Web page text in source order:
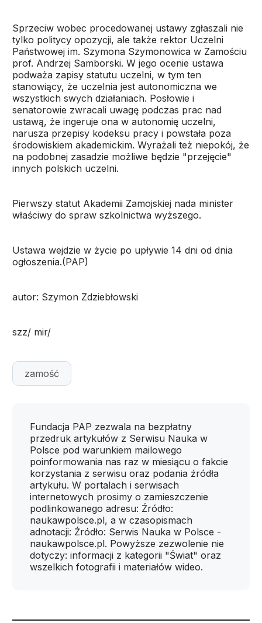
Sprzeciw wobec procedowanej ustawy zgłaszali nie
tylko politycy opozycji, ale także rektor Uczelni
Państwowej im. Szymona Szymonowica w Zamościu
prof. Andrzej Samborski. W jego ocenie ustawa
podważa zapisy statutu uczelni, w tym ten
stanowiący, że uczelnia jest autonomiczna we
wszystkich swych działaniach. Posłowie i
senatorowie zwracali uwagę podczas prac nad
ustawą, że ingeruje ona w autonomię uczelni,
narusza przepisy kodeksu pracy i powstała poza
środowiskiem akademickim. Wyrażali też niepokój, że
na podobnej zasadzie możliwe będzie "przejęcie"
innych polskich uczelni.
Pierwszy statut Akademii Zamojskiej nada minister
właściwy do spraw szkolnictwa wyższego.
Ustawa wejdzie w życie po upływie 14 dni od dnia
ogłoszenia.(PAP)
autor: Szymon Zdziebłowski
szz/ mir/
zamość
Fundacja PAP zezwala na bezpłatny
przedruk artykułów z Serwisu Nauka w
Polsce pod warunkiem mailowego
poinformowania nas raz w miesiącu o fakcie
korzystania z serwisu oraz podania źródła
artykułu. W portalach i serwisach
internetowych prosimy o zamieszczenie
podlinkowanego adresu: Źródło:
naukawpolsce.pl, a w czasopismach
adnotacji: Źródło: Serwis Nauka w Polsce -
naukawpolsce.pl. Powyższe zezwolenie nie
dotyczy: informacji z kategorii "Świat" oraz
wszelkich fotografii i materiałów wideo.